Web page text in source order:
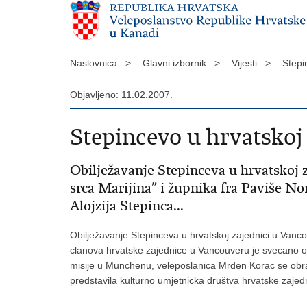
Naslovnica > Glavni izbornik > Vijesti >
Objavljeno: 11.02.2007.
Stepincevo u hrvatskoj
Obilježavanje Stepinceva u hrvatskoj
srca Marijina” i župnika fra Paviše
Alojzija Stepinca...
Obilježavanje Stepinceva u hrvatskoj zajednici u
clanova hrvatske zajednice u Vancouveru je svecano
misije u Munchenu, veleposlanica Mrden Korac se
predstavila kulturno umjetnicka društva hrvatske